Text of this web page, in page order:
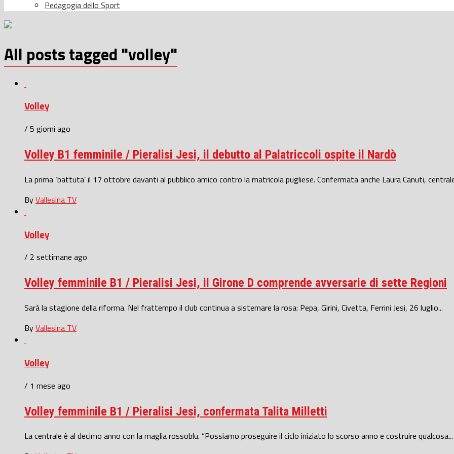
Pedagogia dello Sport
All posts tagged "volley"
Volley
/ 5 giorni ago
Volley B1 femminile / Pieralisi Jesi, il debutto al Palatriccoli ospite il Nardò
La prima ‘battuta’ il 17 ottobre davanti al pubblico amico contro la matricola pugliese. Confermata anche Laura Canuti,
ByVallesina TV
Volley
/ 2 settimane ago
Volley femminile B1 / Pieralisi Jesi, il Girone D comprende avversarie di sette Regioni
Sarà la stagione della riforma. Nel frattempo il club continua a sistemare la rosa: Pepa, Girini, Civetta, Ferrini Jesi, 26 luglio...
ByVallesina TV
Volley
/ 1 mese ago
Volley femminile B1 / Pieralisi Jesi, confermata Talita Milletti
La centrale è al decimo anno con la maglia rossoblu. “Possiamo proseguire il ciclo iniziato lo scorso anno e costruire qualcosa...